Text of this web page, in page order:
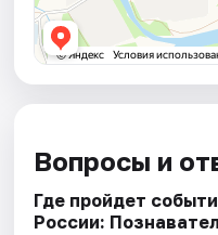
Вопросы и
Где пройдет
России: